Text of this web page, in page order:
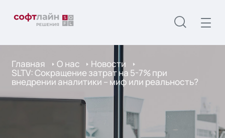
Главная О нас Новости
SLTV: Сокращение затрат на 5-7% при
внедрении аналитики – миф или реальность?